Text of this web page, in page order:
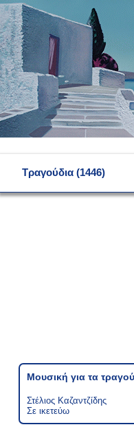
Τραγούδια (1446)
Μουσική για τα
Στέλιος Καζαντζίδης
Σε ικετεύω